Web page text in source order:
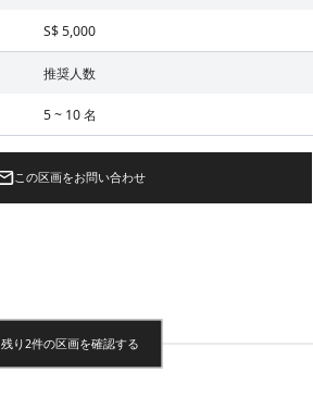
S$ 5,000
推奨人数
5 ~ 10 名
この区画をお問い合わせ
残り2件の区画を確認する